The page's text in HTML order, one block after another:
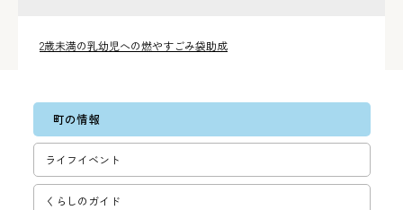
2歳未満の乳幼児への燃やすごみ袋助成
町の情報
ライフイベント
くらしのガイド